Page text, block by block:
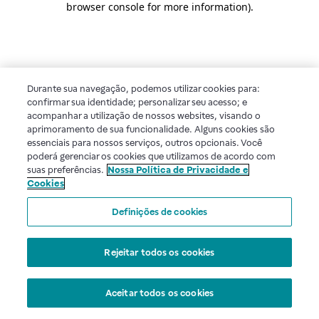
browser console for more information).
Durante sua navegação, podemos utilizar cookies para:
confirmar sua identidade; personalizar seu acesso; e
acompanhar a utilização de nossos websites, visando o
aprimoramento de sua funcionalidade. Alguns cookies são
essenciais para nossos serviços, outros opcionais. Você
poderá gerenciar os cookies que utilizamos de acordo com
suas preferências. Nossa Política de Privacidade e
Cookies
Definições de cookies
Rejeitar todos os cookies
Aceitar todos os cookies